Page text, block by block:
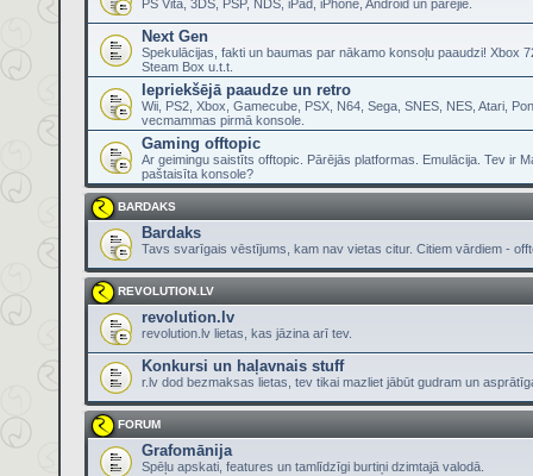
PS Vita, 3DS, PSP, NDS, iPad, iPhone, Android un pārējie.
Next Gen
Spekulācijas, fakti un baumas par nākamo konsoļu paaudzi! Xbox
Steam Box u.t.t.
Iepriekšējā paaudze un retro
Wii, PS2, Xbox, Gamecube, PSX, N64, Sega, SNES, NES, Atari,
vecmammas pirmā konsole.
Gaming offtopic
Ar geimingu saistīts offtopic. Pārējās platformas. Emulācija. Tev ir
paštaisīta konsole?
BARDAKS
Bardaks
Tavs svarīgais vēstījums, kam nav vietas citur. Citiem vārdiem -
REVOLUTION.LV
revolution.lv
revolution.lv lietas, kas jāzina arī tev.
Konkursi un haļavnais stuff
r.lv dod bezmaksas lietas, tev tikai mazliet jābūt gudram un
FORUM
Grafomānija
Spēļu apskati, features un tamlīdzīgi burtiņi dzimtajā valodā.